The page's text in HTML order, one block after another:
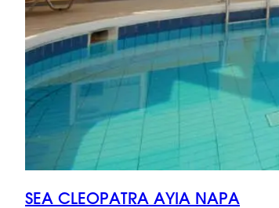
SEA CLEOPATRA AYIA NAPA